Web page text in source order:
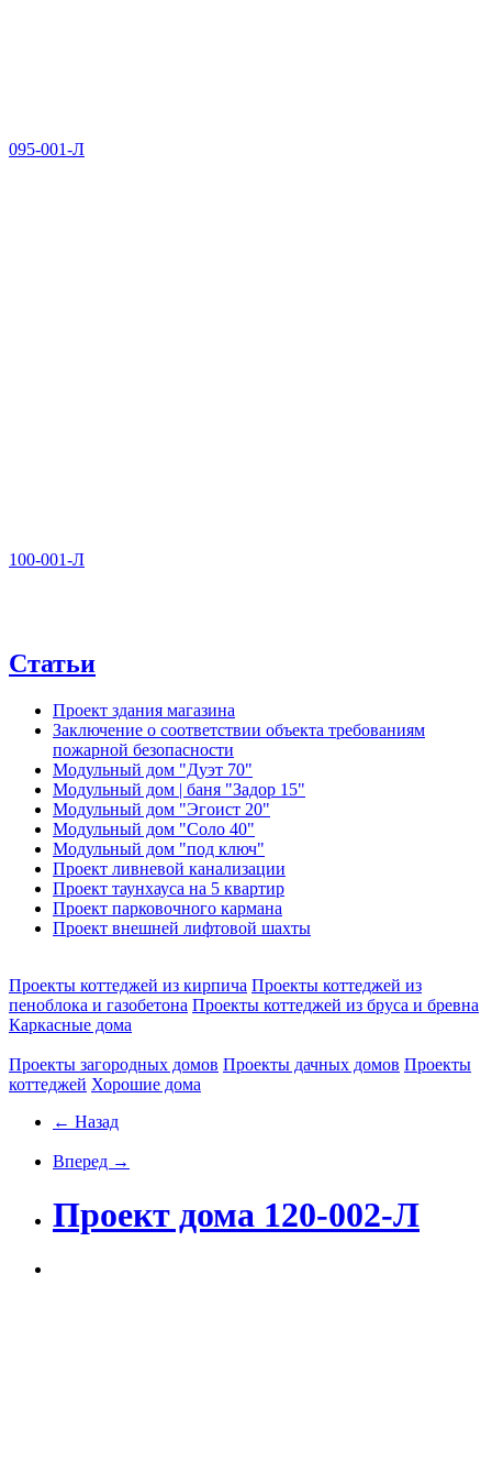
095-001-Л
100-001-Л
Статьи
Проект здания магазина
Заключение о соответствии объекта требованиям
пожарной безопасности
Модульный дом "Дуэт 70"
Модульный дом | баня "Задор 15"
Модульный дом "Эгоист 20"
Модульный дом "Соло 40"
Модульный дом "под ключ"
Проект ливневой канализации
Проект таунхауса на 5 квартир
Проект парковочного кармана
Проект внешней лифтовой шахты
Проекты коттеджей из кирпича Проекты коттеджей из
пеноблока и газобетона Проекты коттеджей из бруса и бревна
Каркасные дома
Проекты загородных домов Проекты дачных домов Проекты
коттеджей Хорошие дома
← Назад
Вперед →
Проект дома 120-002-Л